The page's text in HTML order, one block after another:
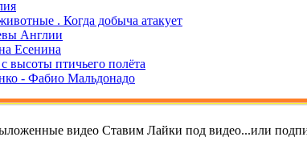
. Когда добыча атакует
Англии
Есенина
высоты птичьего полёта
- Фабио Мальдонадо
видео Ставим Лайки под видео...или